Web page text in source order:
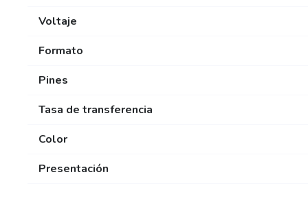
Voltaje
Formato
Pines
Tasa de transferencia
Color
Presentación